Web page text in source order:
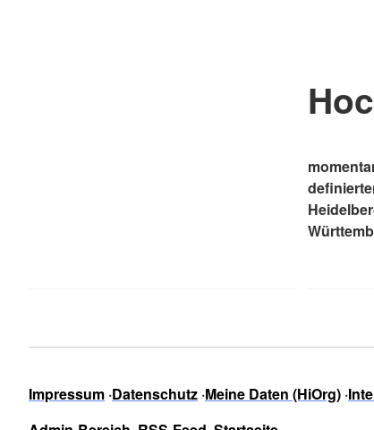
Impressum Datenschutz Meine Daten (HiOrg)